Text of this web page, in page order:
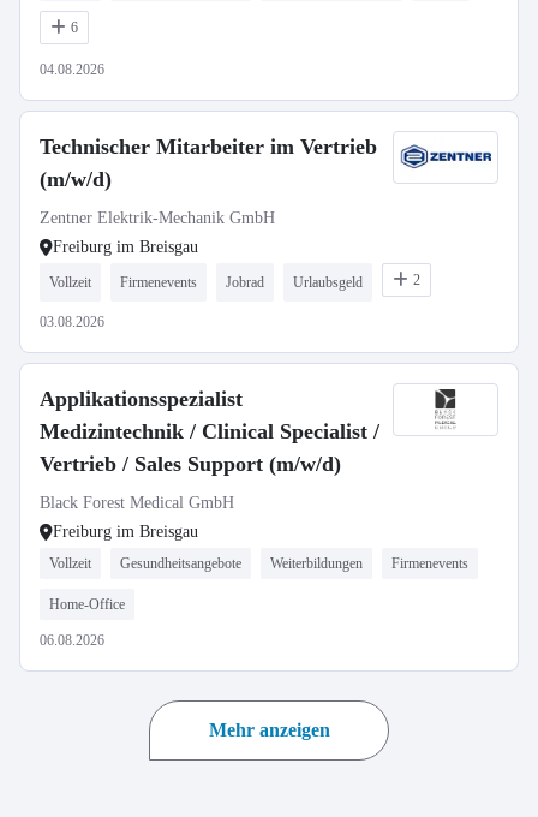
6
04.08.2026
Technischer Mitarbeiter im Vertrieb
(m/w/d)
Zentner Elektrik-Mechanik GmbH
Freiburg im Breisgau
Vollzeit Firmenevents Jobrad Urlaubsgeld 2
03.08.2026
Applikationsspezialist
Medizintechnik / Clinical Specialist /
Vertrieb / Sales Support (m/w/d)
Black Forest Medical GmbH
Freiburg im Breisgau
Vollzeit Gesundheitsangebote Weiterbildungen Firmenevents
Home-Office
06.08.2026
Mehr anzeigen